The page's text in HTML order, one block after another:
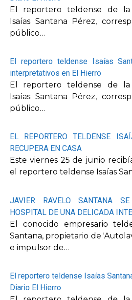
El reportero teldense de la
Isaías Santana Pérez,
público…
El reportero teldense Isaías
interpretativos en El Hierro
El reportero teldense de la
Isaías Santana Pérez,
público…
EL REPORTERO TELDENSE
RECUPERA EN CASA
Este viernes 25 de junio
el reportero teldense Isaías
JAVIER RAVELO SANTANA
HOSPITAL DE UNA DELICADA
El conocido empresario
Santana, propietario de
e impulsor de…
El reportero teldense Isaías
Diario El Hierro